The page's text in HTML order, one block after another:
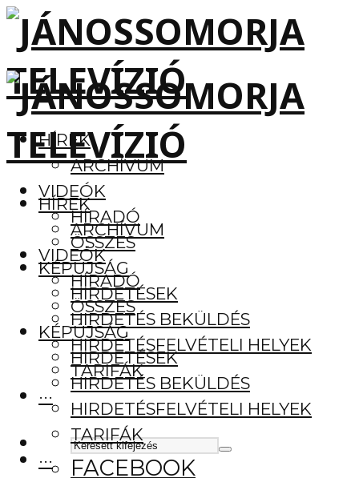
HÍREK
ARCHÍVUM
VIDEÓK
HÍRADÓ
ÖSSZES
KÉPÚJSÁG
HIRDETÉSEK
HIRDETÉS BEKÜLDÉS
HIRDETÉSFELVÉTELI HELYEK
TARIFÁK
···
FACEBOOK
HÍREK
ARCHÍVUM
VIDEÓK
HÍRADÓ
ÖSSZES
KÉPÚJSÁG
HIRDETÉSEK
HIRDETÉS BEKÜLDÉS
HIRDETÉSFELVÉTELI HELYEK
TARIFÁK
···